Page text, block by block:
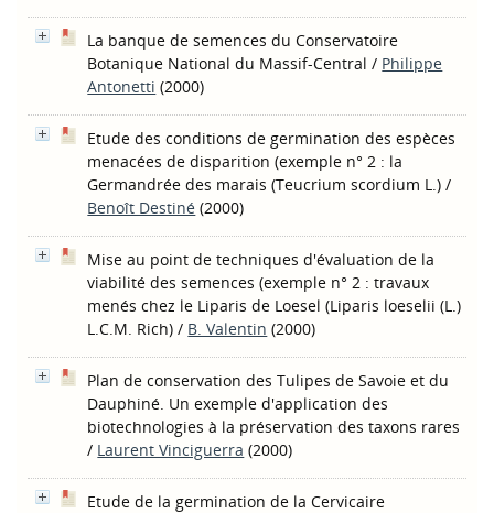
La banque de semences du Conservatoire
Botanique National du Massif-Central / Philippe
Antonetti (2000)
Etude des conditions de germination des espèces
menacées de disparition (exemple n° 2 : la
Germandrée des marais (Teucrium scordium L.) /
Benoît Destiné (2000)
Mise au point de techniques d'évaluation de la
viabilité des semences (exemple n° 2 : travaux
menés chez le Liparis de Loesel (Liparis loeselii (L.)
L.C.M. Rich) / B. Valentin (2000)
Plan de conservation des Tulipes de Savoie et du
Dauphiné. Un exemple d'application des
biotechnologies à la préservation des taxons rares
/ Laurent Vinciguerra (2000)
Etude de la germination de la Cervicaire